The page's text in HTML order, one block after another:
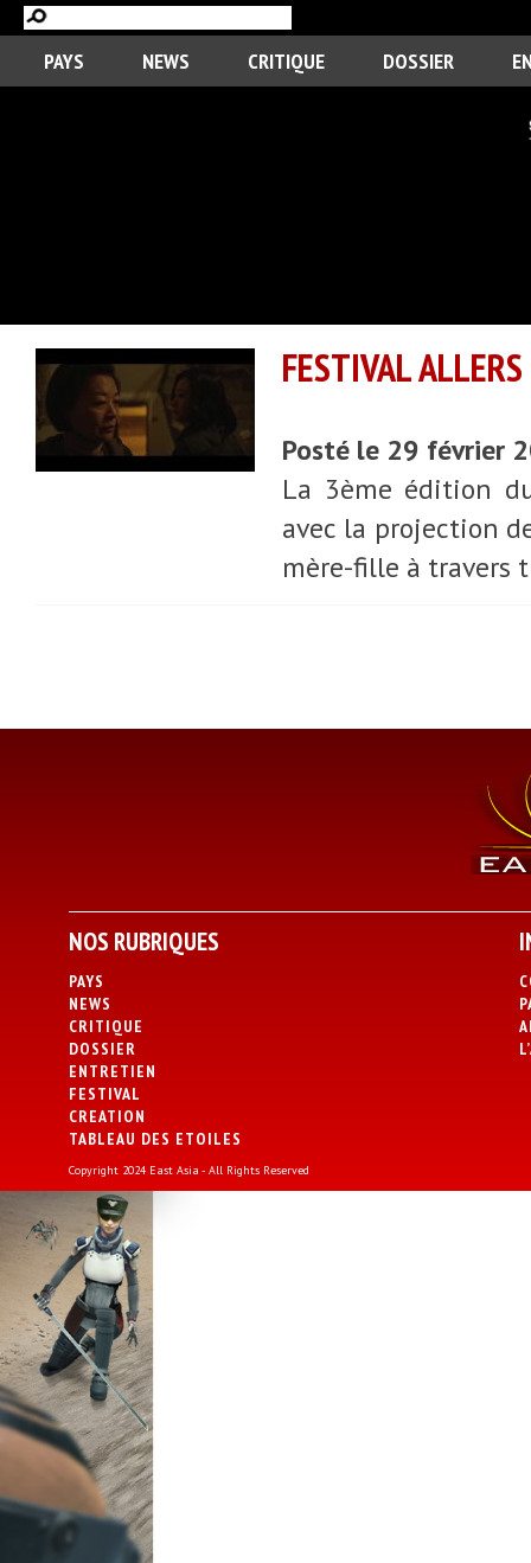
PAYS NEWS CRITIQUE DOSSIER
FESTIVAL
Posté le 29 février
La 3ème édition
avec la projection
mère-fille à travers
NOS RUBRIQUES
PAYS
NEWS
CRITIQUE
DOSSIER
ENTRETIEN
FESTIVAL
CREATION
TABLEAU DES ETOILES
Copyright 2024 East Asia - All Rights Reserved